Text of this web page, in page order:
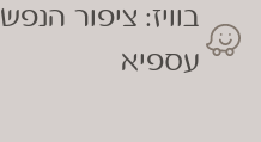
בוויז: ציפור הנפש
עספיא